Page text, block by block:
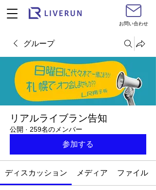
お問い合わせ
グループ
リアルライブラン告知
公開 · 259名のメンバー
参加する
ディスカッション メディア ファイル